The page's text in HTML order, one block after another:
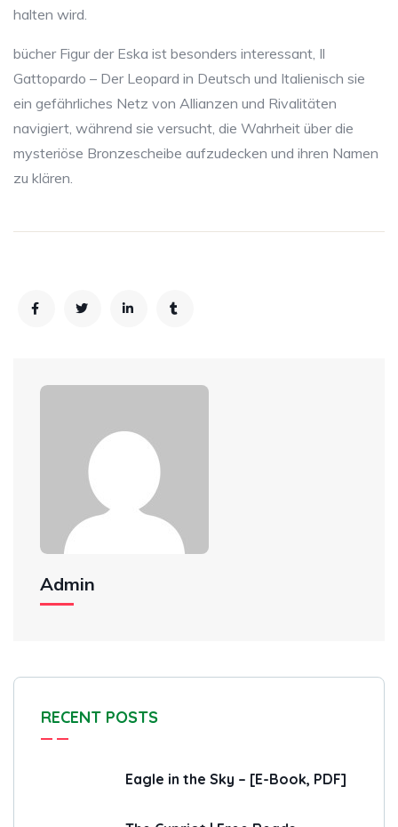
halten wird.
bücher Figur der Eska ist besonders interessant, Il
Gattopardo – Der Leopard in Deutsch und Italienisch sie
ein gefährliches Netz von Allianzen und Rivalitäten
navigiert, während sie versucht, die Wahrheit über die
mysteriöse Bronzescheibe aufzudecken und ihren Namen
zu klären.
Admin
RECENT POSTS
Eagle in the Sky – [E-Book, PDF]